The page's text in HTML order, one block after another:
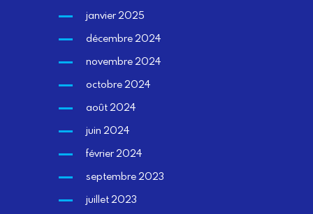
janvier 2025
décembre 2024
novembre 2024
octobre 2024
août 2024
juin 2024
février 2024
septembre 2023
juillet 2023